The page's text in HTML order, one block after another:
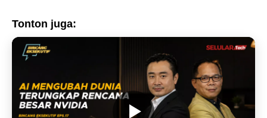
Tonton juga: